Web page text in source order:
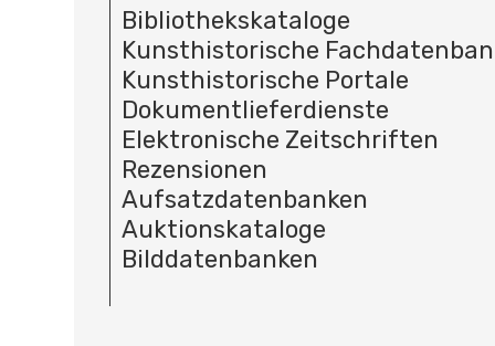
Bibliothekskataloge
Kunsthistorische
Kunsthistorische Portale
Dokumentlieferdienste
Elektronische Zeitschriften
Rezensionen
Aufsatzdatenbanken
Auktionskataloge
Bilddatenbanken